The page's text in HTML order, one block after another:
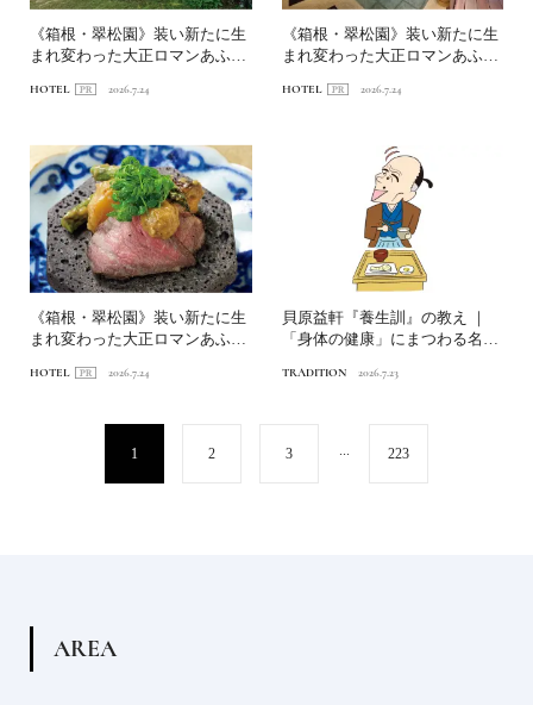
《箱根・翠松園》装い新たに生
まれ変わった大正ロマンあふれ
HOTEL 2026.7.24
《箱根・翠松園》装い新たに生
まれ変わった大正ロマンあふれ
HOTEL 2026.7.24
《箱根・翠松園》装い新たに生
まれ変わった大正ロマンあふれ
HOTEL 2026.7.24
貝原益軒『養生訓』の教え ｜
「身体の健康」にまつわる名言
TRADITION 2026.7.23
1 2 3 223
AREA